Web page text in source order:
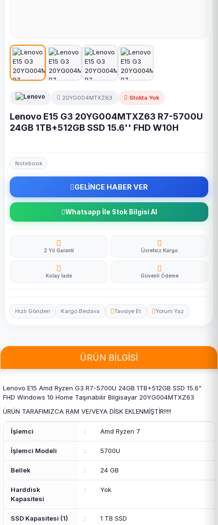
20YG004MTXZ63 Stokta Yok
Lenovo E15 G3 20YG004MTXZ63 R7-5700U
24GB 1TB+512GB SSD 15.6'' FHD W10H
Notebook
GELİNCE HABER VER
Whatsapp İle Stok Bilgisi Al
2 Yıl Garanti Ücretsiz Kargo
Kolay İade Güvenli Ödeme
Hızlı Gönderi Kargo Bedava Tavsiye Et Yorum Yaz
ÜRÜN BİLGİSİ
Lenovo E15 Amd Ryzen G3 R7-5700U 24GB 1TB+512GB SSD 15.6"
FHD Windows 10 Home Taşınabilir Bilgisayar 20YG004MTXZ63
ÜRÜN TARAFIMIZCA RAM VE/VEYA DİSK EKLENMİŞTİR!!!!!
İşlemci : Amd Ryzen 7
İşlemci Modeli : 5700U
Bellek : 24 GB
Harddisk
Kapasitesi
: Yok
SSD Kapasitesi (1) : 1 TB SSD